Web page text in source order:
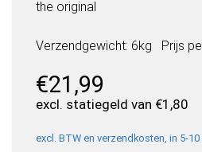
the original
Verzendgewicht: 6kg Prijs
€21,99
excl. statiegeld van €1,80
excl. BTW en verzendkosten, in 5-